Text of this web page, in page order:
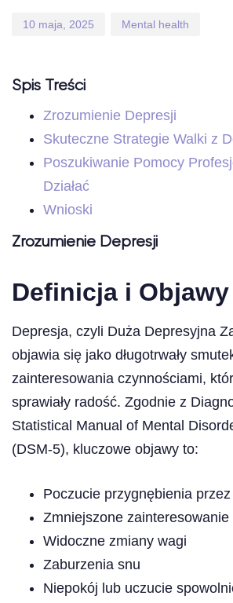
10 maja, 2025 Mental health
Spis Treści
Zrozumienie Depresji
Skuteczne Strategie Walki z
Poszukiwanie Pomocy
Działać
Wnioski
Zrozumienie Depresji
Definicja i Objawy
Depresja, czyli Duża Depresyjna
objawia się jako długotrwały
zainteresowania czynnościami,
sprawiały radość. Zgodnie z
Statistical Manual of Mental
(DSM-5), kluczowe objawy to:
Poczucie przygnębienia
Zmniejszone
Widoczne zmiany wagi
Zaburzenia snu
Niepokój lub uczucie